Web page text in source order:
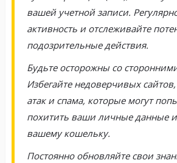
вашей учетной записи.
активность и отслеживайте
подозрительные действия.
Будьте осторожны со
Избегайте недоверчивых
атак и спама, которые могут
похитить ваши личные данные
вашему кошельку.
Постоянно обновляйте свои